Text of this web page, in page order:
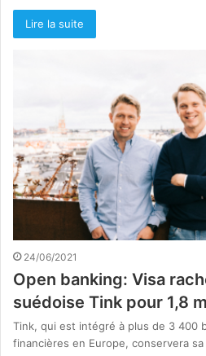
Lire la suite
24/06/2021
Open banking: Visa
suédoise Tink pour 1,8
Tink, qui est intégré à plus de 3 400
financières en Europe, conservera